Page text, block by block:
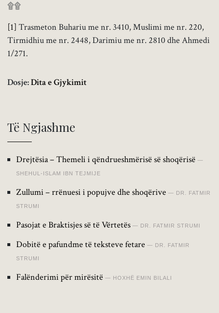
۩۩
[1] Trasmeton Buhariu me nr. 3410, Muslimi me nr. 220,
Tirmidhiu me nr. 2448, Darimiu me nr. 2810 dhe Ahmedi
1/271.
Dosje:Dita e Gjykimit
Të Ngjashme
Drejtësia – Themeli i qëndrueshmërisë së shoqërisë
SHEHUL-ISLAM IBN TEJMIJE
Zullumi – rrënuesi i popujve dhe shoqërive DR. FATMIR
STRUMI
Pasojat e Braktisjes së të Vërtetës DR. FATMIR STRUMI
Dobitë e pafundme të teksteve fetare DR. FATMIR
STRUMI
Falënderimi për mirësitë HOXHË EMIN BILALI